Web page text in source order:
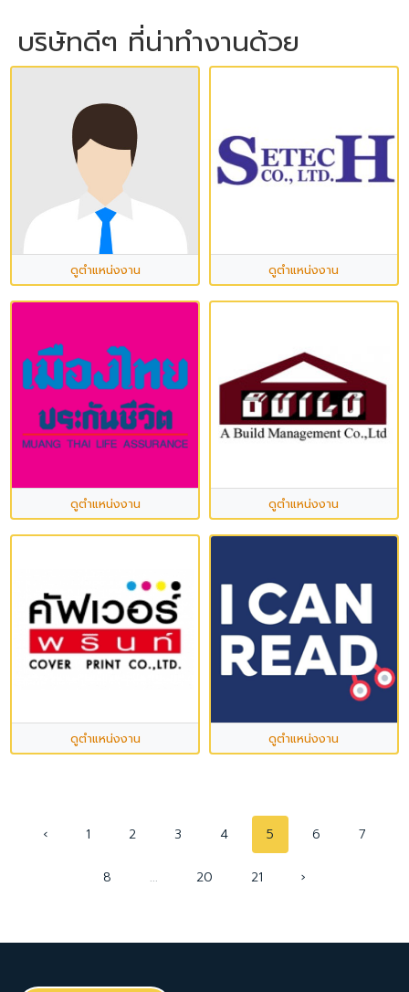
บริษัทดีๆ ที่น่าทำงานด้วย
ดูตำแหน่งงาน ดูตำแหน่งงาน
ดูตำแหน่งงาน ดูตำแหน่งงาน
ดูตำแหน่งงาน ดูตำแหน่งงาน
‹ 1 2 3 4 5 6 7
8 ... 20 21 ›